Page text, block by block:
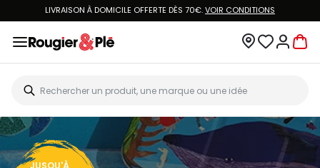
LIVRAISON À DOMICILE OFFERTE DÈS 70€.VOIR CONDITIONS
JUSQU'À